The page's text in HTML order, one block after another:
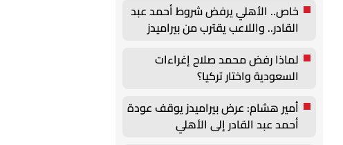
خاص.. الأهلي يرفض شروط أحمد عبد
القادر.. واللاعب يقترب من بيراميدز
لماذا رفض محمد صلاح إغراءات
السعودية واختار تركيا؟
أمير هشام: عرض بيراميدز يوقف عودة
أحمد عبد القادر إلى الأهلي